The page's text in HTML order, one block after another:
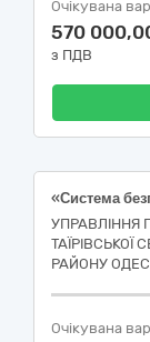
Очікувана
570
з ПДВ
УПРАВЛІННЯ
РАЙОНУ
Очікувана